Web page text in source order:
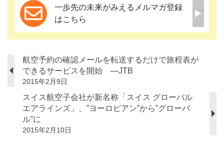
一歩先の未来がみえるメルマガ登録
はこちら
航空予約の確認メールを転送するだけで旅程表が
できるサービスを開始 ―JTB
2015年2月9日
スイス航空子会社が新名称「スイス グローバル
エアラインズ」、”ヨーロピアン”から”グローバ
ル”に
2015年2月10日